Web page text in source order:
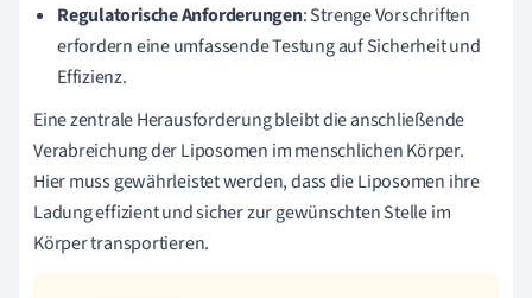
Regulatorische Anforderungen: Strenge Vorschriften
erfordern eine umfassende Testung auf Sicherheit und
Effizienz.
Eine zentrale Herausforderung bleibt die anschließende
Verabreichung der Liposomen im menschlichen Körper.
Hier muss gewährleistet werden, dass die Liposomen ihre
Ladung effizient und sicher zur gewünschten Stelle im
Körper transportieren.